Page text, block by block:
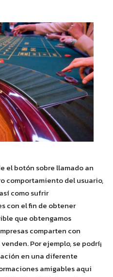
el botón sobre llamado an
comportamiento del usuario,
como sufrir
con el fin de obtener
que obtengamos
comparten con
Por ejemplo, se podrí¡
en una diferente
amigables aqui